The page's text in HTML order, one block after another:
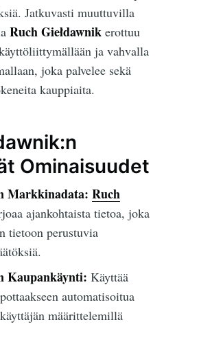
Jatkuvasti muuttuvilla
Ruch Giełdawnik erottuu
ja vahvalla
joka palvelee sekä
kauppiaita.
Ominaisuudet
Markkinadata: Ruch
ajankohtaista tietoa, joka
tietoon perustuvia
Kaupankäynti: Käyttää
automatisoitua
määrittelemillä